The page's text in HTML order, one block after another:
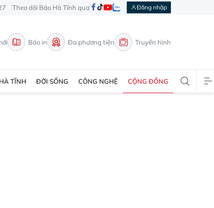
Theo dõi Báo Hà Tĩnh qua Đăng nhập
Báo in Đa phương tiện Truyền hình
TĨNH ĐỜI SỐNG CÔNG NGHỆ CỘNG ĐỒNG